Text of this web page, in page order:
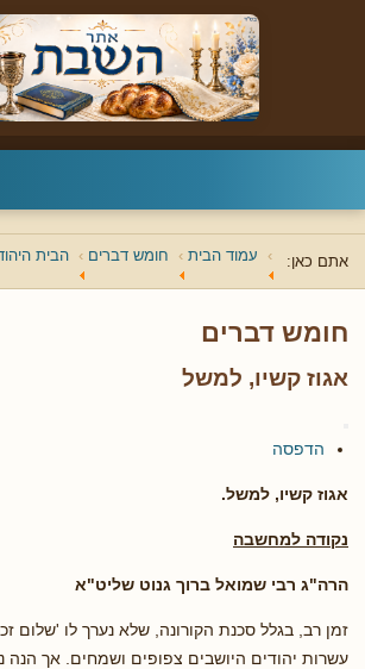
אתם כאן: עמוד הבית חומש דברים הבית
חומש דברים
אגוז קשיו, למשל
הדפסה
אגוז קשיו, למשל.
נקודה למחשבה
הרה"ג רבי שמואל ברוך גנוט שליט"א
זמן רב, בגלל סכנת הקורונה, שלא נערך לו 'שלום
עשרות יהודים היושבים צפופים ושמחים. אך הנה